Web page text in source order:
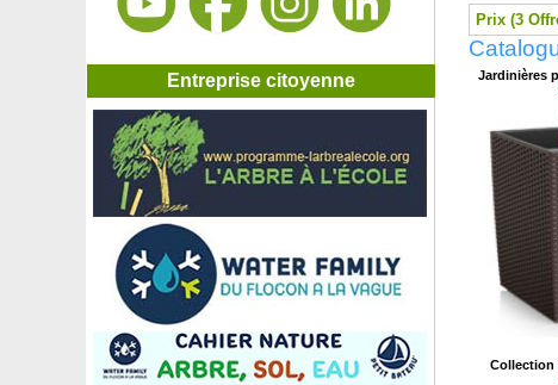
Entreprise citoyenne
Prix (3
Jardinières
Collection